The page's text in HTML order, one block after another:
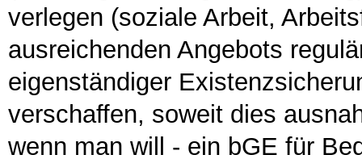
verlegen (soziale Arbeit,
ausreichenden Angebots
eigenständiger
verschaffen, soweit dies
wenn man will - ein bGE für